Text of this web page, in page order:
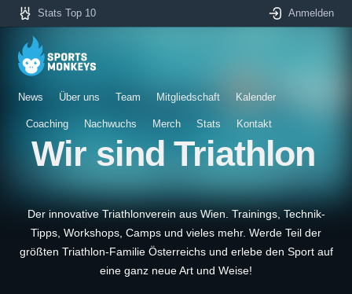
Stats Top 10 Anmelden
News Über uns Team Mitgliedschaft Kalender
Coaching Nachwuchs Merch Stats Kontakt
Wir sind Triathlon
Der innovative Triathlonverein aus Wien. Trainings, Technik-
Tipps, Workshops, Camps und vieles mehr. Werde Teil der
größten Triathlon-Familie Österreichs und erlebe den Sport auf
eine ganz neue Art und Weise!